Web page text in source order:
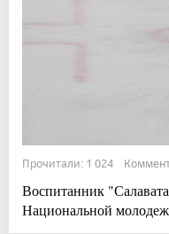
Прочитали: 1 024
Воспитанник
Национальной